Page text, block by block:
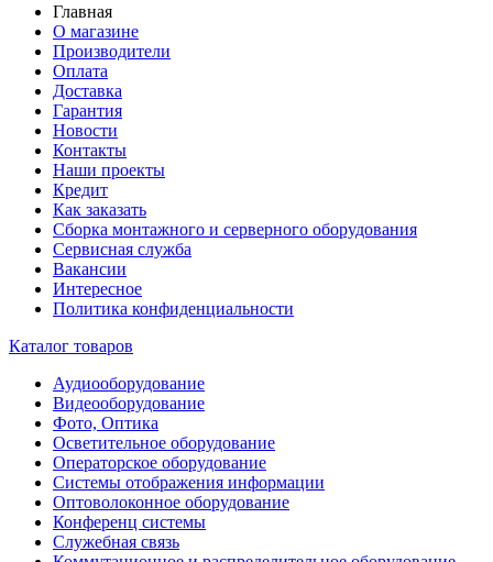
Главная
О магазине
Производители
Оплата
Доставка
Гарантия
Новости
Контакты
Наши проекты
Кредит
Как заказать
Сборка монтажного и серверного оборудования
Сервисная служба
Вакансии
Интересное
Политика конфиденциальности
Каталог товаров
Аудиооборудование
Видеооборудование
Фото, Оптика
Осветительное оборудование
Операторское оборудование
Системы отображения информации
Оптоволоконное оборудование
Конференц системы
Служебная связь